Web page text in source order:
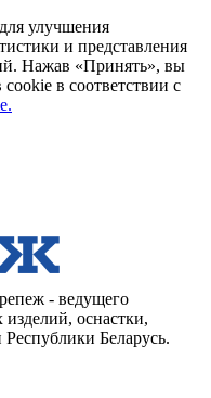
улучшения
и представления
Нажав «Принять», вы
cookie в соответствии с
- ведущего
оснастки,
Беларусь.